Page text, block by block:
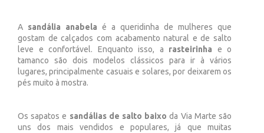
A sandália anabela é a queridinha de mulheres que
gostam de calçados com acabamento natural e de salto
leve e confortável. Enquanto isso, a rasteirinha e o
tamanco são dois modelos clássicos para ir à vários
lugares, principalmente casuais e solares, por deixarem os
pés muito à mostra.
Os sapatos e sandálias de salto baixoda Via Marte são
uns dos mais vendidos e populares, já que muitas